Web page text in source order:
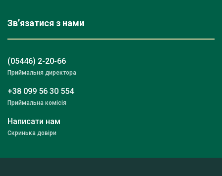
Зв’язатися з нами
(05446) 2-20-66
Приймальня директора
+38 099 56 30 554
Приймальна комісія
Написати нам
Скринька довіри